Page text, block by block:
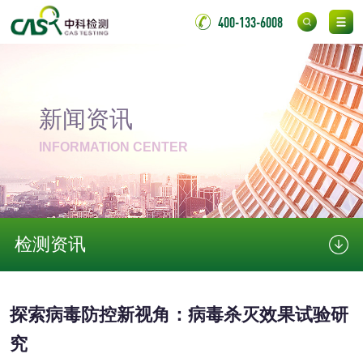
400-133-6008
新闻资讯
INFORMATION CENTER
检测资讯
探索病毒防控新视角：病毒杀灭效果试验研
究
镀膜抗菌玻璃检测
光触媒检测
防霉检测 霉菌污染分析